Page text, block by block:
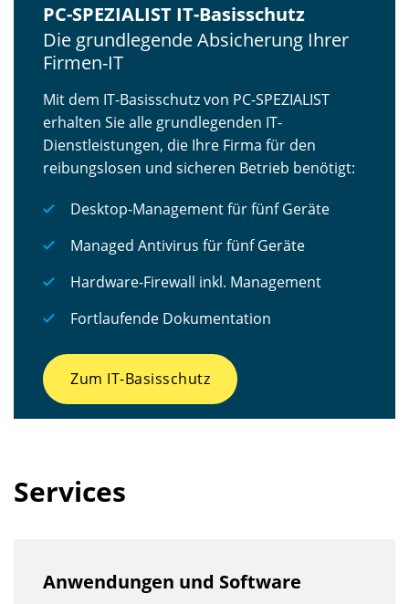
PC-SPEZIALIST IT-Basisschutz
Die grundlegende Absicherung Ihrer
Firmen-IT
Mit dem IT-Basisschutz von PC-SPEZIALIST
erhalten Sie alle grundlegenden IT-
Dienstleistungen, die Ihre Firma für den
reibungslosen und sicheren Betrieb benötigt:
Desktop-Management für fünf Geräte
Managed Antivirus für fünf Geräte
Hardware-Firewall inkl. Management
Fortlaufende Dokumentation
Zum IT-Basisschutz
Services
Anwendungen und Software